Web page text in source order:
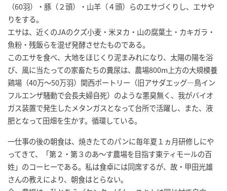
（60羽）・豚（２頭）・山羊（４頭）らのエサづくりし、エサや
りをする。
エサは、近くのJAのクズ小麦・米ヌカ・山の腐葉土・カキガラ・
魚粉・残飯らを混ぜ発酵させたものである。
このエサを食べ、大地をほじくり泥まみれになり、太陽の陽を浴
び、風に当たっての家畜たちの糞尿は、農場800m上方の大規模養
鶏場（40万～50万羽）関西ポートリー（旧アサダエッグ―鳥イン
フルエンザ騒動で会長夫婦自死）のような悪臭無く、我がバイオ
ガス装置で発生したメタンガスとなって台所で活躍し、また、液
肥となって田畑を生かす。循環している。
一仕事の後の朝食は、焼きたてのパンに毎年夏１ヵ月研修しにや
ってきて、「第２・第３のあ～す農場を目指す東ティモールの百
姓」のコーヒーである。私は食卓には同席するが、故・甲田光雄
さんの教えにより、朝食はとらない。